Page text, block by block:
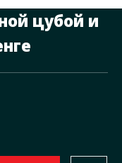
цубой и